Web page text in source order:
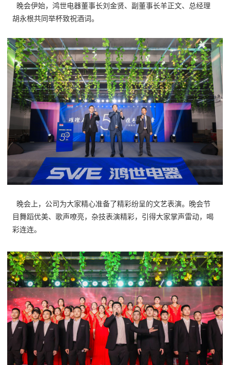
晚会伊始，鸿世电器董事长刘金贤、副董事长羊正文、总经理
胡永根共同举杯致祝酒词。
晚会上，公司为大家精心准备了精彩纷呈的文艺表演。
晚会节
目舞蹈优美、歌声嘹亮，杂技表演精彩，引得大家掌声雷动，喝
彩连连。